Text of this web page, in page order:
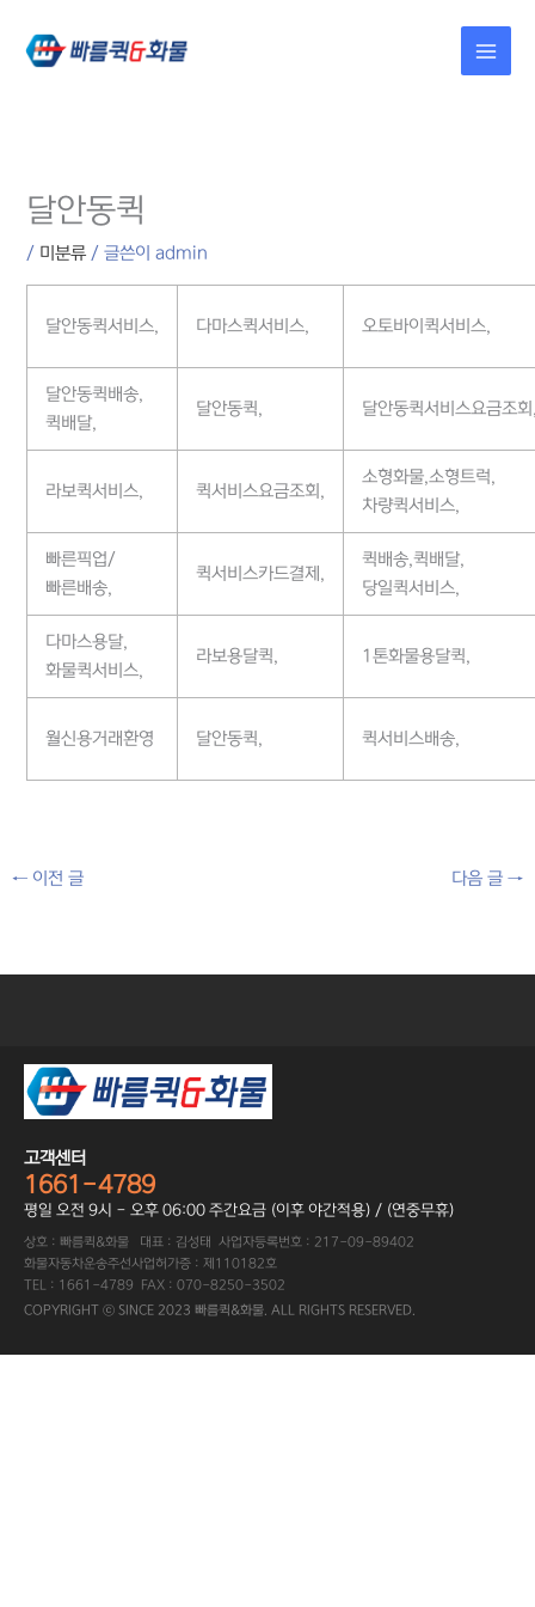
건너뛰기
달안동퀵
/ 미분류 / 글쓴이admin
달안동퀵서비스, 다마스퀵서비스, 오토바이퀵서비스,
달안동퀵배송,
퀵배달,
달안동퀵, 달안동퀵서비스요금조
라보퀵서비스, 퀵서비스요금조회,
소형화물,소형트럭,
차량퀵서비스,
빠른픽업/
빠른배송,
퀵서비스카드결제,
퀵배송,퀵배달,
당일퀵서비스,
다마스용달,
화물퀵서비스,
라보용달퀵, 1톤화물용달퀵,
월신용거래환영 달안동퀵, 퀵서비스배송,
←이전 글 다음 글→
고객센터
1661-4789
평일 오전 9시 - 오후 06:00 주간요금 (이후 야간적용) / (연중무휴)
상호 : 빠름퀵&화물 대표 : 김성태 사업자등록번호 : 217-09-89402
화물자동차운송주선사업허가증 : 제110182호
TEL : 1661-4789 FAX : 070-8250-3502
COPYRIGHT ⓒ SINCE 2023 빠름퀵&화물. ALL RIGHTS RESERVED.